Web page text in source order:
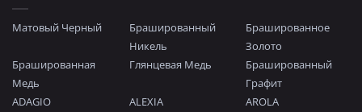
Матовый Черный
Брашированный
Никель
Брашированное
Золото
Брашированная
Медь
Глянцевая Медь
Брашированный
Графит
ADAGIO
ALEXIA
AROLA